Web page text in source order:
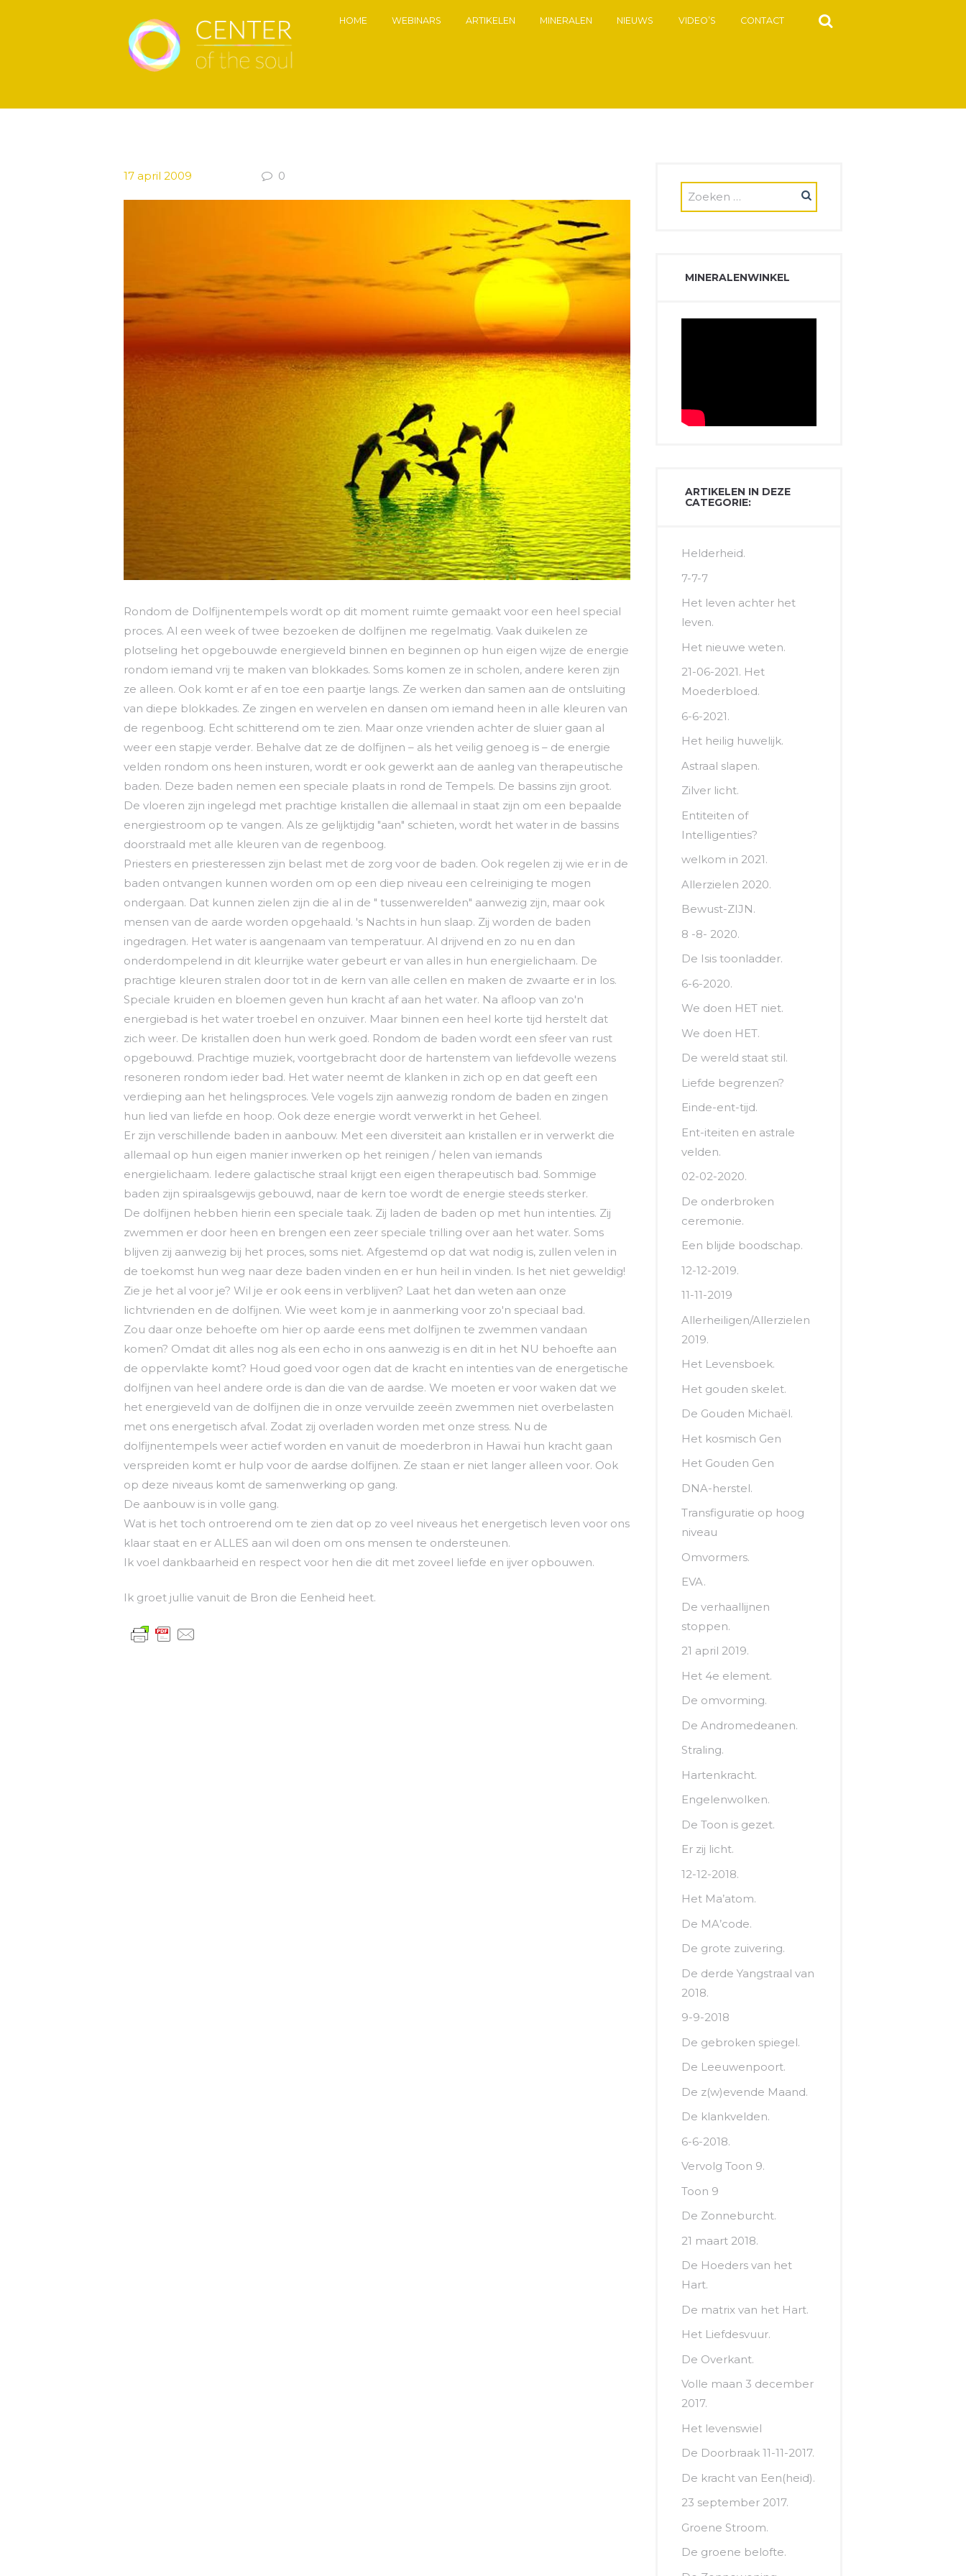
HOME WEBINARS ARTIKELEN MINERALEN NIEUWS VIDEO’S CONTACT
17 april 2009 0
Rondom de Dolfijnentempels wordt op dit moment ruimte gemaakt voor een heel special
proces. Al een week of twee bezoeken de dolfijnen me regelmatig. Vaak duikelen ze
plotseling het opgebouwde energieveld binnen en beginnen op hun eigen wijze de energie
rondom iemand vrij te maken van blokkades. Soms komen ze in scholen, andere keren zijn
ze alleen. Ook komt er af en toe een paartje langs. Ze werken dan samen aan de ontsluiting
van diepe blokkades. Ze zingen en wervelen en dansen om iemand heen in alle kleuren van
de regenboog. Echt schitterend om te zien. Maar onze vrienden achter de sluier gaan al
weer een stapje verder. Behalve dat ze de dolfijnen – als het veilig genoeg is – de energie
velden rondom ons heen insturen, wordt er ook gewerkt aan de aanleg van therapeutische
baden. Deze baden nemen een speciale plaats in rond de Tempels. De bassins zijn groot.
De vloeren zijn ingelegd met prachtige kristallen die allemaal in staat zijn om een bepaalde
energiestroom op te vangen. Als ze gelijktijdig "aan" schieten, wordt het water in de bassins
doorstraald met alle kleuren van de regenboog.
Priesters en priesteressen zijn belast met de zorg voor de baden. Ook regelen zij wie er in de
baden ontvangen kunnen worden om op een diep niveau een celreiniging te mogen
ondergaan. Dat kunnen zielen zijn die al in de " tussenwerelden" aanwezig zijn, maar ook
mensen van de aarde worden opgehaald. 's Nachts in hun slaap. Zij worden de baden
ingedragen. Het water is aangenaam van temperatuur. Al drijvend en zo nu en dan
onderdompelend in dit kleurrijke water gebeurt er van alles in hun energielichaam. De
prachtige kleuren stralen door tot in de kern van alle cellen en maken de zwaarte er in los.
Speciale kruiden en bloemen geven hun kracht af aan het water. Na afloop van zo'n
energiebad is het water troebel en onzuiver. Maar binnen een heel korte tijd herstelt dat
zich weer. De kristallen doen hun werk goed. Rondom de baden wordt een sfeer van rust
opgebouwd. Prachtige muziek, voortgebracht door de hartenstem van liefdevolle wezens
resoneren rondom ieder bad. Het water neemt de klanken in zich op en dat geeft een
verdieping aan het helingsproces. Vele vogels zijn aanwezig rondom de baden en zingen
hun lied van liefde en hoop. Ook deze energie wordt verwerkt in het Geheel.
Er zijn verschillende baden in aanbouw. Met een diversiteit aan kristallen er in verwerkt die
allemaal op hun eigen manier inwerken op het reinigen / helen van iemands
energielichaam. Iedere galactische straal krijgt een eigen therapeutisch bad. Sommige
baden zijn spiraalsgewijs gebouwd, naar de kern toe wordt de energie steeds sterker.
De dolfijnen hebben hierin een speciale taak. Zij laden de baden op met hun intenties. Zij
zwemmen er door heen en brengen een zeer speciale trilling over aan het water. Soms
blijven zij aanwezig bij het proces, soms niet. Afgestemd op dat wat nodig is, zullen velen in
de toekomst hun weg naar deze baden vinden en er hun heil in vinden. Is het niet geweldig!
Zie je het al voor je? Wil je er ook eens in verblijven? Laat het dan weten aan onze
lichtvrienden en de dolfijnen. Wie weet kom je in aanmerking voor zo'n speciaal bad.
Zou daar onze behoefte om hier op aarde eens met dolfijnen te zwemmen vandaan
komen? Omdat dit alles nog als een echo in ons aanwezig is en dit in het NU behoefte aan
de oppervlakte komt? Houd goed voor ogen dat de kracht en intenties van de energetische
dolfijnen van heel andere orde is dan die van de aardse. We moeten er voor waken dat we
het energieveld van de dolfijnen die in onze vervuilde zeeën zwemmen niet overbelasten
met ons energetisch afval. Zodat zij overladen worden met onze stress. Nu de
dolfijnentempels weer actief worden en vanuit de moederbron in Hawaï hun kracht gaan
verspreiden komt er hulp voor de aardse dolfijnen. Ze staan er niet langer alleen voor. Ook
op deze niveaus komt de samenwerking op gang.
De aanbouw is in volle gang.
Wat is het toch ontroerend om te zien dat op zo veel niveaus het energetisch leven voor ons
klaar staat en er ALLES aan wil doen om ons mensen te ondersteunen.
Ik voel dankbaarheid en respect voor hen die dit met zoveel liefde en ijver opbouwen.
Ik groet jullie vanuit de Bron die Eenheid heet.
MINERALENWINKEL
ARTIKELEN IN DEZE
CATEGORIE:
Helderheid.
7-7-7
Het leven achter het
leven.
Het nieuwe weten.
21-06-2021. Het
Moederbloed.
6-6-2021.
Het heilig huwelijk.
Astraal slapen.
Zilver licht.
Entiteiten of
Intelligenties?
welkom in 2021.
Allerzielen 2020.
Bewust-ZIJN.
8 -8- 2020.
De Isis toonladder.
6-6-2020.
We doen HET niet.
We doen HET.
De wereld staat stil.
Liefde begrenzen?
Einde-ent-tijd.
Ent-iteiten en astrale
velden.
02-02-2020.
De onderbroken
ceremonie.
Een blijde boodschap.
12-12-2019.
11-11-2019
Allerheiligen/Allerzielen
2019.
Het Levensboek.
Het gouden skelet.
De Gouden Michaël.
Het kosmisch Gen
Het Gouden Gen
DNA-herstel.
Transfiguratie op hoog
niveau
Omvormers.
EVA.
De verhaallijnen
stoppen.
21 april 2019.
Het 4e element.
De omvorming.
De Andromedeanen.
Straling.
Hartenkracht.
Engelenwolken.
De Toon is gezet.
Er zij licht.
12-12-2018.
Het Ma’atom.
De MA’code.
De grote zuivering.
De derde Yangstraal van
2018.
9-9-2018
De gebroken spiegel.
De Leeuwenpoort.
De z(w)evende Maand.
De klankvelden.
6-6-2018.
Vervolg Toon 9.
Toon 9
De Zonneburcht.
21 maart 2018.
De Hoeders van het
Hart.
De matrix van het Hart.
Het Liefdesvuur.
De Overkant.
Volle maan 3 december
2017.
Het levenswiel
De Doorbraak 11-11-2017.
De kracht van Een(heid).
23 september 2017.
Groene Stroom.
De groene belofte.